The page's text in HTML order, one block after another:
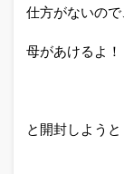
仕方がないので
母があけるよ！
と開封しようと